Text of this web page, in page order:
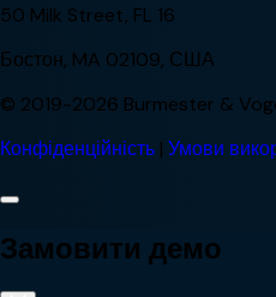
50 Milk Street, FL 16
Бостон, MA 02109, США
© 2019-2026 Burmester &
Конфіденційність | Умови
Замовити демо